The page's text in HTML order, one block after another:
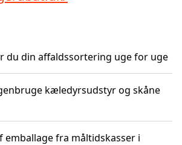
du din affaldssortering uge for uge
kæledyrsudstyr og skåne
emballage fra måltidskasser i